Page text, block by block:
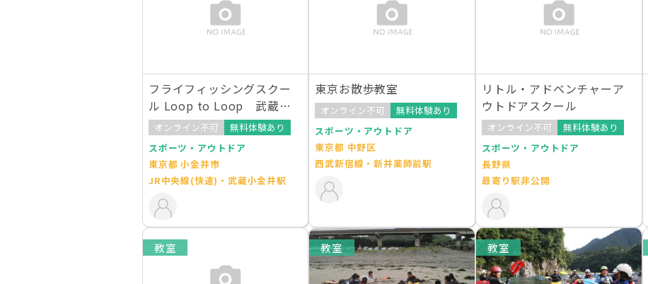
フライフィッシングスクー
ル Loop to Loop 武蔵小
金井店
オンライン不可
無料体験あり
スポーツ・アウトドア
東京都 小金井市
JR中央線(快速)・武蔵小金井駅
東京お散歩教室
オンライン不可
無料体験あり
スポーツ・アウトドア
東京都 中野区
西武新宿線・新井薬師前駅
リトル・アドベンチャーア
ウトドアスクール
オンライン不可
無料体験あり
スポーツ・アウトドア
長野県
最寄り駅非公開
教室 教室 教室